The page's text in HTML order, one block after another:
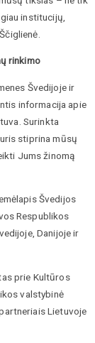
institucijų,
rinkimo
Švedijoje ir
informacija apie
Surinkta
stiprina mūsų
Jums žinomą
Švedijos
Respublikos
Danijoje ir
prie Kultūros
valstybinė
Lietuvoje